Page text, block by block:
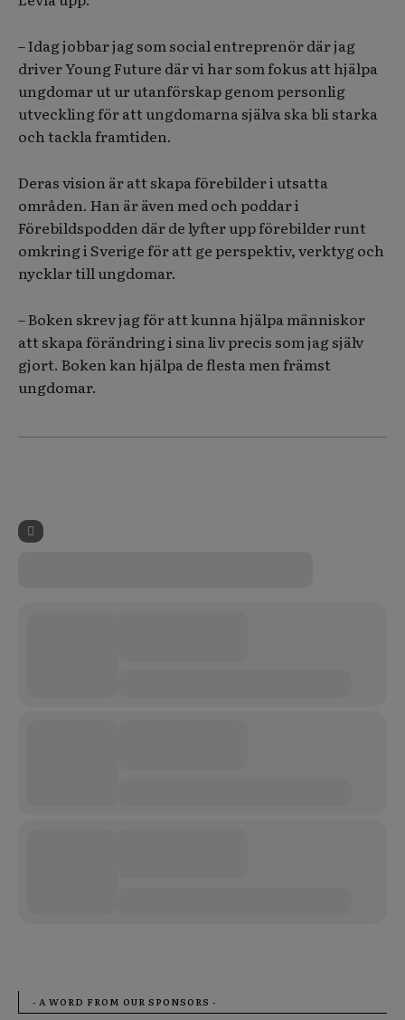
– Idag jobbar jag som social entreprenör där jag
driver Young Future där vi har som fokus att hjälpa
ungdomar ut ur utanförskap genom personlig
utveckling för att ungdomarna själva ska bli starka
och tackla framtiden.
Deras vision är att skapa förebilder i utsatta
områden. Han är även med och poddar i
Förebildspodden där de lyfter upp förebilder runt
omkring i Sverige för att ge perspektiv, verktyg och
nycklar till ungdomar.
– Boken skrev jag för att kunna hjälpa människor
att skapa förändring i sina liv precis som jag själv
gjort. Boken kan hjälpa de flesta men främst
ungdomar.
- A WORD FROM OUR SPONSORS -